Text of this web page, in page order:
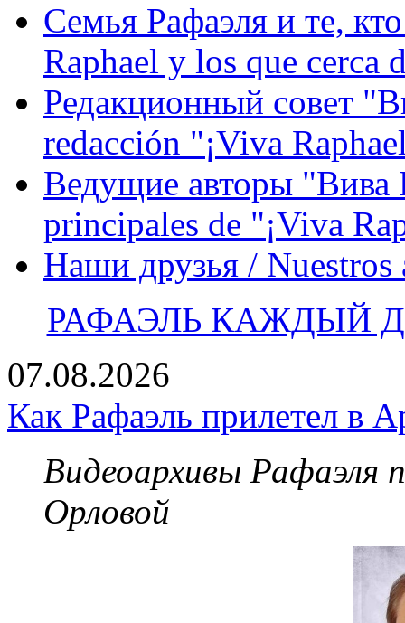
Семья Рафаэля и те,
Raphael y los que cerca
Редакционный совет
redacción "¡Viva
Ведущие авторы "Вива
principales de "¡Viva
Наши друзья / Nuestros
РАФАЭЛЬ КАЖДЫЙ
07.08.2026
Как Рафаэль прилетел в
Видеоархивы Рафаэля
Орловой